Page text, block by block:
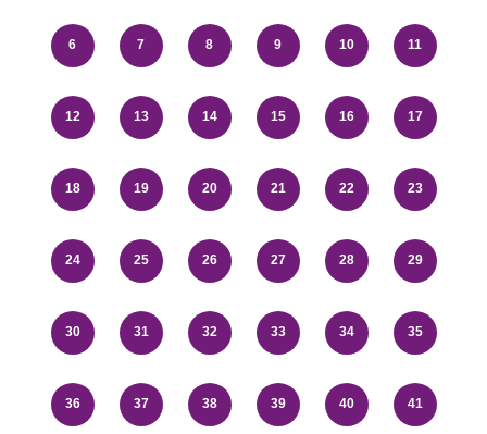
6 7 8 9 10 11
12 13 14 15 16 17
18 19 20 21 22 23
24 25 26 27 28 29
30 31 32 33 34 35
36 37 38 39 40 41